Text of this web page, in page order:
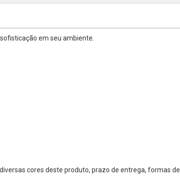
em seu ambiente.
cores deste produto, prazo de entrega, formas de